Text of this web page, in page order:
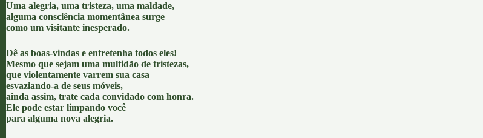
Uma alegria, uma tristeza, uma maldade,
alguma consciência momentânea surge
como um visitante inesperado.
Dê as boas-vindas e entretenha todos eles!
Mesmo que sejam uma multidão de tristezas,
que violentamente varrem sua casa
esvaziando-a de seus móveis,
ainda assim, trate cada convidado com honra.
Ele pode estar limpando você
para alguma nova alegria.